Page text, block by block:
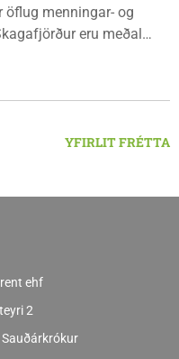
menningar- og
eru meðal
Siglufjörður og
og nýsköpun.
YFIRLIT FRÉTTA
ehf
2
Sauðárkrókur